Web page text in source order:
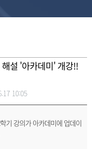
설 '아카데미' 개강!!
10:05
기 강의가 아카데미에 업데이